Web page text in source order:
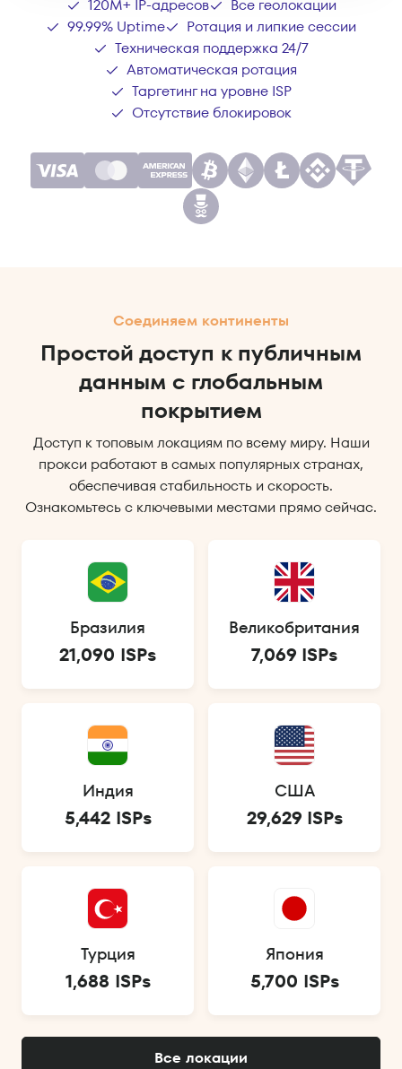
120M+ IP-адресов
Все геолокации
99.99% Uptime
Ротация и липкие сессии
Техническая поддержка 24/7
Автоматическая ротация
Таргетинг на уровне ISP
Отсутствие блокировок
Соединяем континенты
Простой доступ к публичным
данным с глобальным
покрытием
Доступ к топовым локациям по всему миру. Наши
прокси работают в самых популярных странах,
обеспечивая стабильность и скорость.
Ознакомьтесь с ключевыми местами прямо сейчас.
Бразилия
21,090 ISPs
Великобритания
7,069 ISPs
Индия
5,442 ISPs
США
29,629 ISPs
Турция
1,688 ISPs
Япония
5,700 ISPs
Все локации